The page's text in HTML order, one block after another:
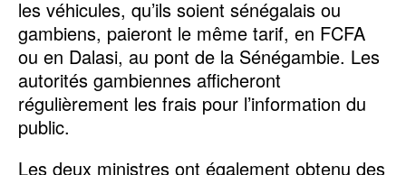
les véhicules, qu’ils soient sénégalais ou
gambiens, paieront le même tarif, en FCFA
ou en Dalasi, au pont de la Sénégambie. Les
autorités gambiennes afficheront
régulièrement les frais pour l’information du
public.
Les deux ministres ont également obtenu des